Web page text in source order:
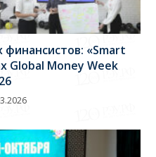
«Smart
Global Money Week